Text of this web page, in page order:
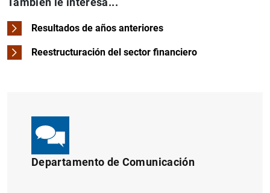
Resultados de años anteriores
Reestructuración del sector financiero
Departamento de Comunicación
1